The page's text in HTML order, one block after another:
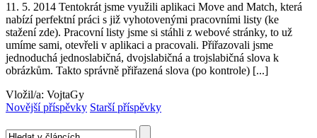
11. 5. 2014 Tentokrát jsme využili aplikaci Move and Match, která
nabízí perfektní práci s již vyhotovenými pracovními listy (ke
stažení zde). Pracovní listy jsme si stáhli z webové stránky, to už
umíme sami, otevřeli v aplikaci a pracovali. Přiřazovali jsme
jednoduchá jednoslabičná, dvojslabičná a trojslabičná slova k
obrázkům. Takto správně přiřazená slova (po kontrole) [...]
Vložil/a: VojtaGy
Novější příspěvky Starší příspěvky